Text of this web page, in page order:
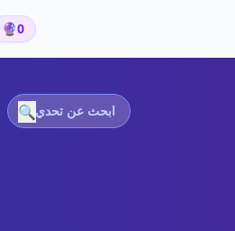
0
🔮
🔍